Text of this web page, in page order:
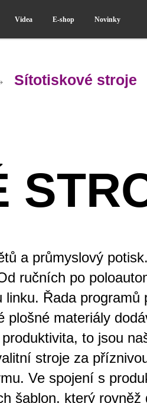
Videa E-shop Novinky
Sítotiskové stroje
a průmyslový
ručních po
Řada programů
materiály
to jsou
stroje za
Ve spojení s
šablon, který rovněž